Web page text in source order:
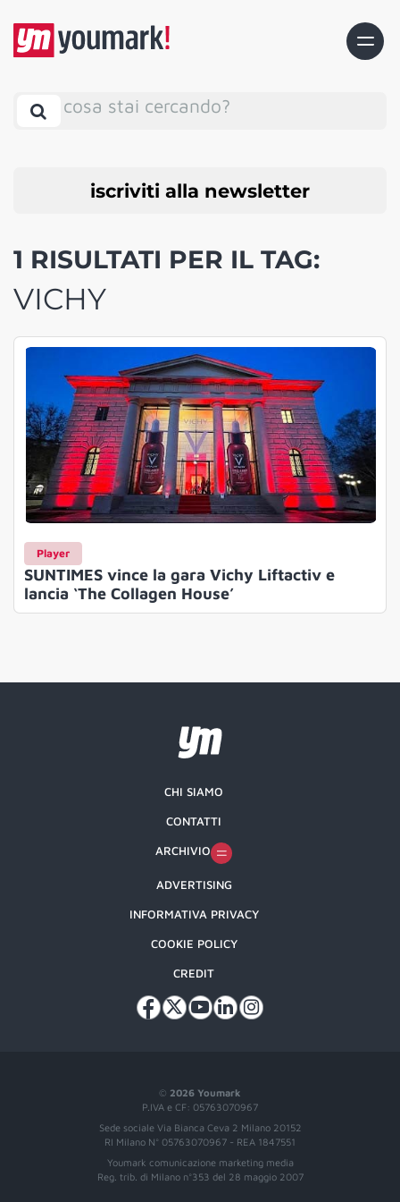
cosa stai cercando?
iscriviti alla newsletter
1 RISULTATI PER IL TAG:
VICHY
Player
SUNTIMES vince la gara Vichy Liftactiv e
lancia ‘The Collagen House’
© 2026 Youmark
P.IVA e CF: 05763070967
Sede sociale Via Bianca Ceva 2 Milano 20152
RI Milano N° 05763070967 - REA 1847551
Youmark comunicazione marketing media
Reg. trib. di Milano n°353 del 28 maggio 2007
CHI SIAMO
CONTATTI
ARCHIVIO
ADVERTISING
INFORMATIVA PRIVACY
COOKIE POLICY
CREDIT